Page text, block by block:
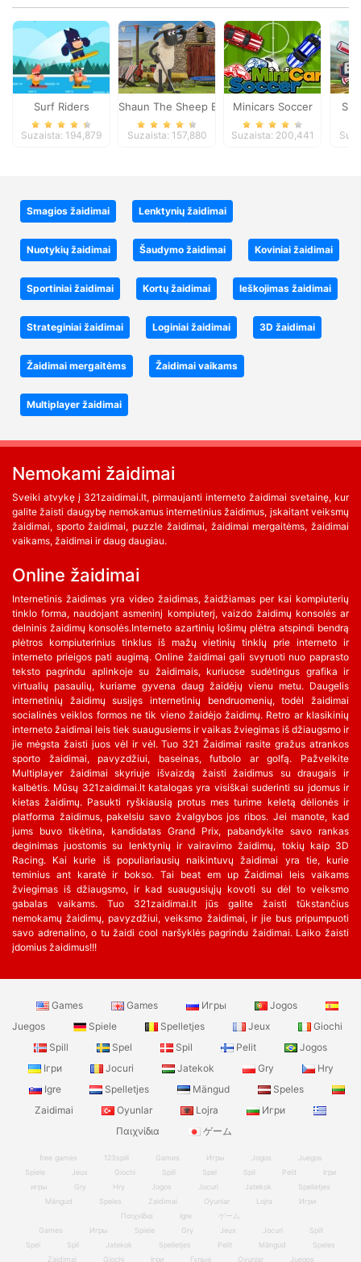
Surf Riders
Suzaista: 194,879
Shaun The Sheep Baahmy Golf
Suzaista: 157,880
Minicars Soccer
Suzaista: 200,441
Smagios žaidimai Lenktynių žaidimai
Nuotykių žaidimai Šaudymo žaidimai Koviniai žaidimai
Sportiniai žaidimai Kortų žaidimai Ieškojimas žaidimai
Strateginiai žaidimai Loginiai žaidimai 3D žaidimai
Žaidimai mergaitėms Žaidimai vaikams
Multiplayer žaidimai
Nemokami žaidimai
Sveiki atvykę į 321zaidimai.lt, pirmaujanti interneto žaidimai svetainę, kur
galite žaisti daugybę nemokamus internetinius žaidimus, įskaitant veiksmų
žaidimai, sporto žaidimai, puzzle žaidimai, žaidimai mergaitėms, žaidimai
vaikams, žaidimai ir daug daugiau.
Online žaidimai
Internetinis žaidimas yra video žaidimas, žaidžiamas per kai kompiuterių
tinklo forma, naudojant asmeninį kompiuterį, vaizdo žaidimų konsolės ar
delninis žaidimų konsolės.Interneto azartinių lošimų plėtra atspindi bendrą
plėtros kompiuterinius tinklus iš mažų vietinių tinklų prie interneto ir
interneto prieigos pati augimą. Online žaidimai gali svyruoti nuo paprasto
teksto pagrindu aplinkoje su žaidimais, kuriuose sudėtingus grafika ir
virtualių pasaulių, kuriame gyvena daug žaidėjų vienu metu. Daugelis
internetinių žaidimų susijęs internetinių bendruomenių, todėl žaidimai
socialinės veiklos formos ne tik vieno žaidėjo žaidimų. Retro ar klasikinių
interneto žaidimai leis tiek suaugusiems ir vaikas žviegimas iš džiaugsmo ir
jie mėgsta žaisti juos vėl ir vėl. Tuo 321 Žaidimai rasite gražus atrankos
sporto žaidimai, pavyzdžiui, baseinas, futbolo ar golfą. Pažvelkite
Multiplayer žaidimai skyriuje išvaizdą žaisti žaidimus su draugais ir
kalbėtis. Mūsų 321zaidimai.lt katalogas yra visiškai suderinti su įdomus ir
kietas žaidimų. Pasukti ryškiausią protus mes turime keletą dėlionės ir
platforma žaidimus, pakelsiu savo žvalgybos jos ribos. Jei manote, kad
jums buvo tikėtina, kandidatas Grand Prix, pabandykite savo rankas
deginimas juostomis su lenktynių ir vairavimo žaidimų, tokių kaip 3D
Racing. Kai kurie iš populiariausių naikintuvų žaidimai yra tie, kurie
teminius ant karatė ir bokso. Tai beat em up Žaidimai leis vaikams
žviegimas iš džiaugsmo, ir kad suaugusiųjų kovoti su dėl to veiksmo
gabalas vaikams. Tuo 321zaidimai.lt jūs galite žaisti tūkstančius
nemokamų žaidimų, pavyzdžiui, veiksmo žaidimai, ir jie bus pripumpuoti
savo adrenalino, o tu žaidi cool naršyklės pagrindu žaidimai. Laiko žaisti
įdomius žaidimus!!!
Games Games Игры
Jogos
Juegos
Spiele Spelletjes Jeux
Giochi
Spill
Spel Spil Pelit
Jogos
Ігри
Jocuri Jatekok Gry
Hry
Igre
Spelletjes Mängud
Speles
Zaidimai
Oyunlar Lojra
Игри
Παιχνίδια
ゲーム
free games 123spill Games Игры Jogos
Juegos
Spiele
Jeux Giochi Spill Spel Spil Pelit
Ігри
игры
Gry Hry Jogos Jocuri Jatekok
Spelletjes
Mängud
Speles Zaidimai Oyunlar Lojra
Игри
Παιχνίδια
Igre
ゲーム
Games
Игры Spiele Gry Jeux Jocuri
Spill
Spel
Spil Jatekok Spelletjes Pelit Mängud
Speles
Zaidimai
Giochi Ігри Гульні Oyunlar Juegos